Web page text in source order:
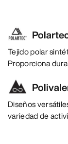
Tejido polar
Proporciona
Diseños
variedad de